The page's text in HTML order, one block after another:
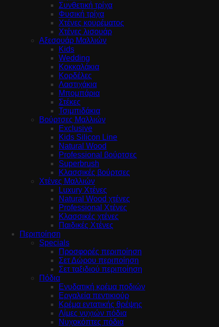
Συνθετική τρίχα
Φυσική τρίχα
Χτένες κουρέματος
Χτένες λισουάρ
Αξεσουάρ Μαλλιών
Kids
Wedding
Κοκκαλάκια
Κορδέλες
Λαστιχάκια
Μπομπάρια
Στέκες
Τσιμπιδάκια
Βούρτσες Μαλλιών
Exclusive
Kids Silicon Line
Natural Wood
Professional βούρτσες
Superbrush
Κλασσικές βούρτσες
Χτένες Μαλλιών
Luxury Χτένες
Natural Wood χτένες
Professional Χτένες
Κλασσικές χτένες
Παιδικές Χτένες
Περιποίηση
Specials
Προσφορές περιποίηση
Σετ Δώρου περιποίηση
Σετ ταξιδιού περιποίηση
Πόδια
Ενυδατική κρέμα ποδιών
Εργαλεία πεντικιούρ
Κρέμα εντατικής θρέψης
Λίμες νυχιών πόδια
Νυχοκόπτες πόδια